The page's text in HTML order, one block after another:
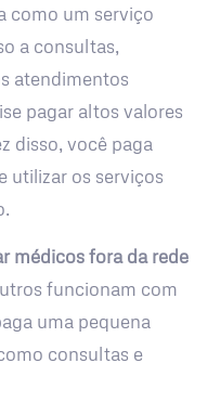
como um serviço
a consultas,
atendimentos
pagar altos valores
disso, você paga
utilizar os serviços
médicos fora da rede
funcionam com
uma pequena
consultas e